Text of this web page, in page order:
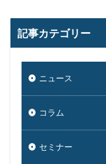
記事カテゴリー
ニュース
コラム
セミナー